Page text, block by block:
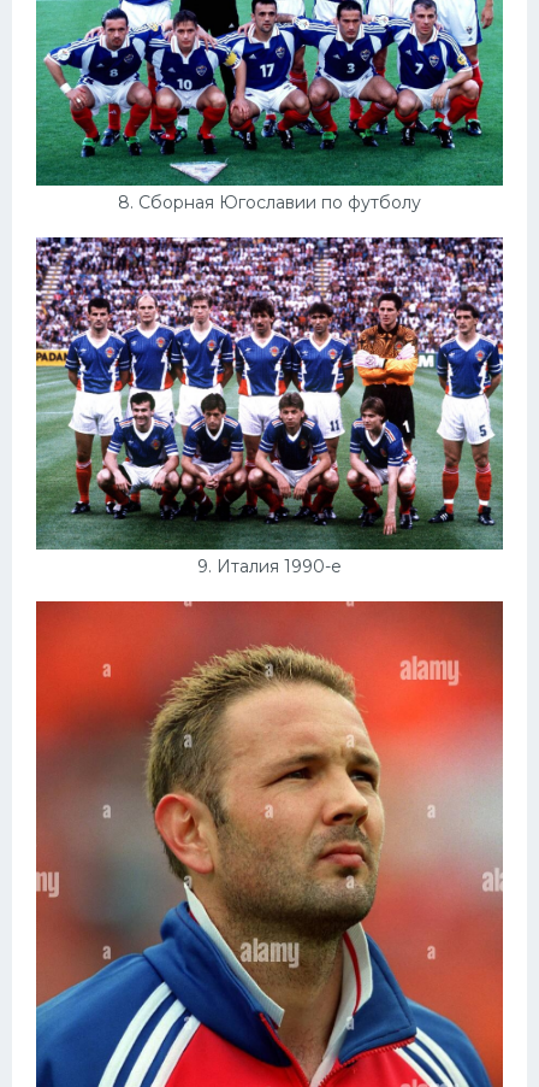
8. Сборная Югославии по футболу
9. Италия 1990-е